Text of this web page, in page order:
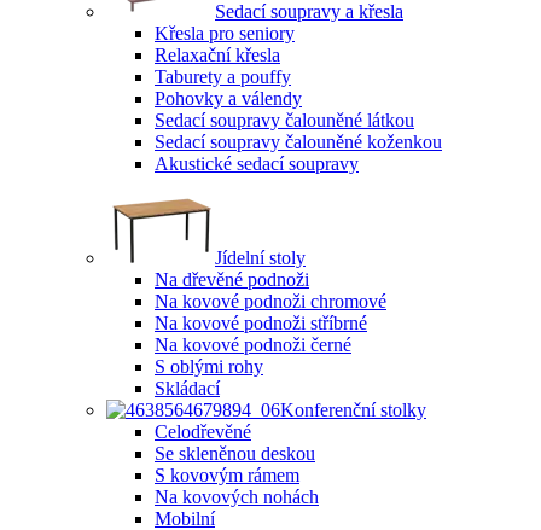
Sedací soupravy a křesla
Křesla pro seniory
Relaxační křesla
Taburety a pouffy
Pohovky a válendy
Sedací soupravy čalouněné látkou
Sedací soupravy čalouněné koženkou
Akustické sedací soupravy
Jídelní stoly
Na dřevěné podnoži
Na kovové podnoži chromové
Na kovové podnoži stříbrné
Na kovové podnoži černé
S oblými rohy
Skládací
Konferenční stolky
Celodřevěné
Se skleněnou deskou
S kovovým rámem
Na kovových nohách
Mobilní